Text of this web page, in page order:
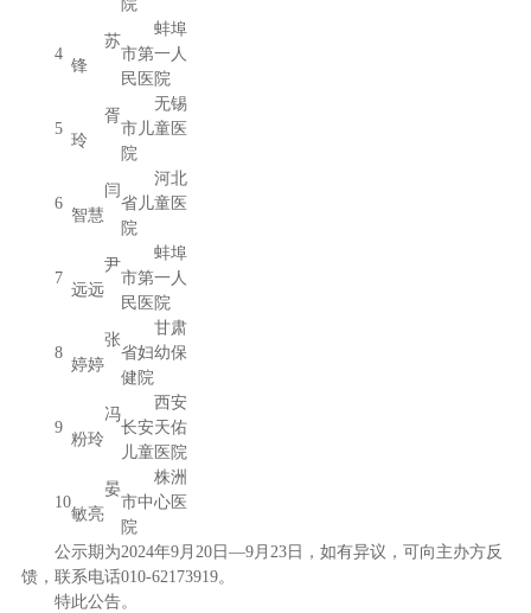
院
4
苏
锋
蚌埠
市第一人
民医院
5
胥
玲
无锡
市儿童医
院
6
闫
智慧
河北
省儿童医
院
7
尹
远远
蚌埠
市第一人
民医院
8
张
婷婷
甘肃
省妇幼保
健院
9
冯
粉玲
西安
长安天佑
儿童医院
10
晏
敏亮
株洲
市中心医
院
公示期为2024年9月20日—9月23日，如有异议，可向主办方反
馈，联系电话010-62173919。
特此公告。